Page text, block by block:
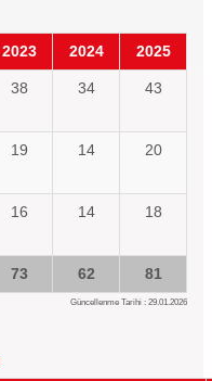
2023 2024 2025
38 34 43
19 14 20
16 14 18
73 62 81
Güncellenme Tarihi : 29.01.2026